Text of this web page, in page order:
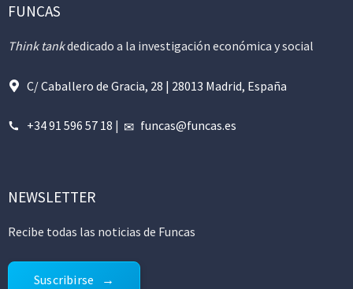
FUNCAS
Think tankdedicado a la investigación económica y social
C/ Caballero de Gracia, 28 | 28013 Madrid, España
+34 91 596 57 18 | funcas@funcas.es
NEWSLETTER
Recibe todas las noticias de Funcas
Suscribirse